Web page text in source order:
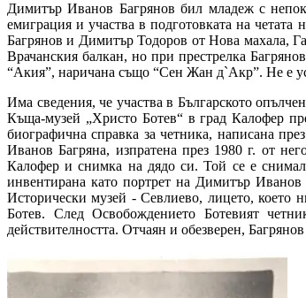
Димитър Иванов Багрянов бил младеж с
емиграция и участва в подготовката на
Багрянов и Димитър Тодоров от Нова махала,
Врачанския балкан, но при престрелка
“Акия”, наричана също “Сен Жан д`Акр”. Не е
Има сведения, че участва в Българското
Къща-музей „Христо Ботев“ в град Калофер
биографична справка за четника, написана
Иванов Багряна, изпратена през 1980 г. от
Калофер и снимка на дядо си. Той се е снимал
инвентирана като портрет на Димитър
Исторически музей - Севлиево, лицето, което
Ботев​​. След Освобождението Ботевият
действителността. Отчаян и обезверен,